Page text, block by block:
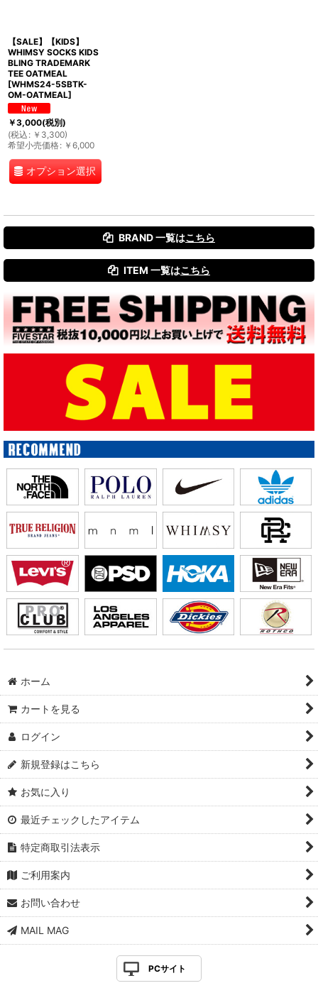
【SALE】【KIDS】
WHIMSY SOCKS KIDS
BLING TRADEMARK
TEE OATMEAL
[WHMS24-5SBTK-
OM-OATMEAL]
￥3,000(税別)
(税込 : ￥ 3,300)
希望小売価格: ￥ 6,000
オプション選択
BRAND 一覧はこちら
ITEM 一覧はこちら
ホーム
カートを見る
ログイン
新規登録はこちら
お気に入り
最近チェックしたアイテム
特定商取引法表示
ご利用案内
お問い合わせ
MAIL MAG
PCサイト